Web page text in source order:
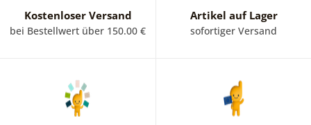
Kostenloser Versand
bei Bestellwert über 150.00 €
Artikel auf Lager
sofortiger Versand